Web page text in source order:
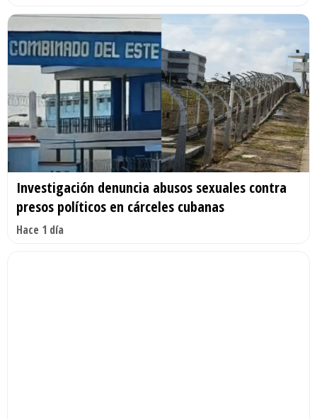
Investigación denuncia abusos sexuales contra
presos políticos en cárceles cubanas
Hace 1 día